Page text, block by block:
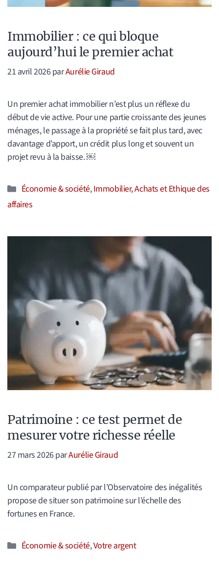
Immobilier : ce qui bloque
aujourd’hui le premier achat
21 avril 2026parAurélie Giraud
Un premier achat immobilier n’est plus un réflexe du
début de vie active. Pour une partie croissante des jeunes
ménages, le passage à la propriété se fait plus tard, avec
davantage d’apport, un crédit plus long et souvent un
projet revu à la baisse. ￼
Catégories
Économie & société,Immobilier, Achats et Ethique des
affaires
Patrimoine : ce test permet de
mesurer votre richesse réelle
27 mars 2026parAurélie Giraud
Un comparateur publié par l’Observatoire des inégalités
propose de situer son patrimoine sur l’échelle des
fortunes en France.
Catégories
Économie & société,Votre argent